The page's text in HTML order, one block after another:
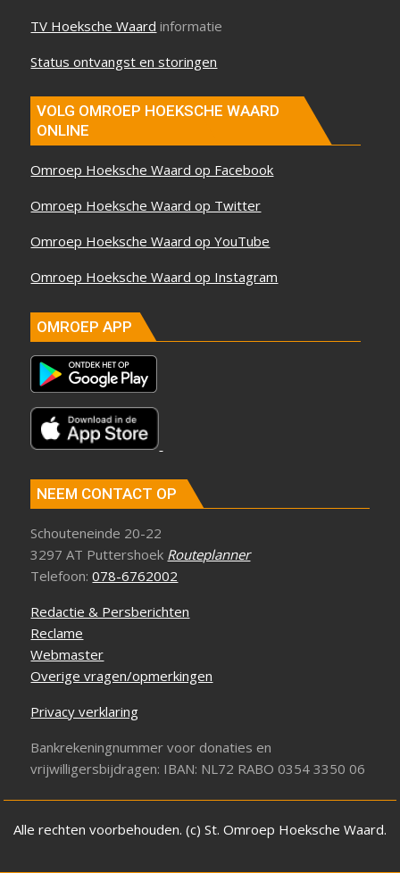
TV Hoeksche Waard informatie
Status ontvangst en storingen
VOLG OMROEP HOEKSCHE WAARD
ONLINE
Omroep Hoeksche Waard op Facebook
Omroep Hoeksche Waard op Twitter
Omroep Hoeksche Waard op YouTube
Omroep Hoeksche Waard op Instagram
OMROEP APP
NEEM CONTACT OP
Schouteneinde 20-22
3297 AT Puttershoek Routeplanner
Telefoon:078-6762002
Redactie & Persberichten
Reclame
Webmaster
Overige vragen/opmerkingen
Privacy verklaring
Bankrekeningnummer voor donaties en
vrijwilligersbijdragen: IBAN: NL72 RABO 0354 3350 06
Alle rechten voorbehouden. (c) St. Omroep Hoeksche Waard.